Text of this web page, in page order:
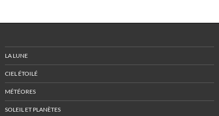
LA LUNE
CIEL ÉTOILÉ
MÉTÉORES
SOLEIL ET PLANÈTES